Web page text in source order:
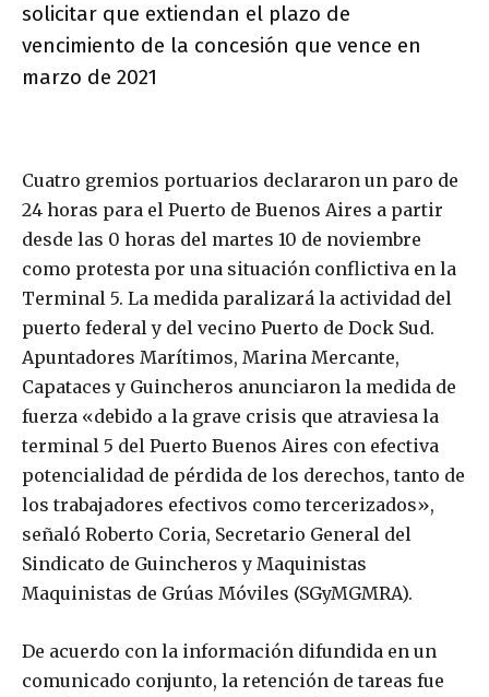
solicitar que extiendan el plazo de
vencimiento de la concesión que vence en
marzo de 2021
Cuatro gremios portuarios declararon un paro de
24 horas para el Puerto de Buenos Aires a partir
desde las 0 horas del martes 10 de noviembre
como protesta por una situación conflictiva en la
Terminal 5. La medida paralizará la actividad del
puerto federal y del vecino Puerto de Dock Sud.
Apuntadores Marítimos, Marina Mercante,
Capataces y Guincheros anunciaron la medida de
fuerza «debido a la grave crisis que atraviesa la
terminal 5 del Puerto Buenos Aires con efectiva
potencialidad de pérdida de los derechos, tanto de
los trabajadores efectivos como tercerizados»,
señaló Roberto Coria, Secretario General del
Sindicato de Guincheros y Maquinistas
Maquinistas de Grúas Móviles (SGyMGMRA).
De acuerdo con la información difundida en un
comunicado conjunto, la retención de tareas fue